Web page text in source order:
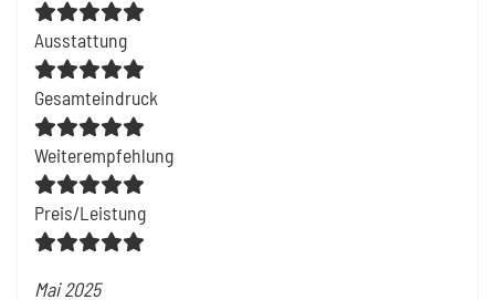
Ausstattung
Gesamteindruck
Weiterempfehlung
Preis/Leistung
Mai 2025